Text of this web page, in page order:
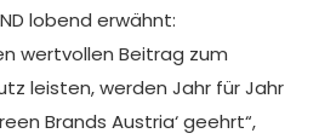
lobend erwähnt:
wertvollen Beitrag zum
leisten, werden Jahr für Jahr
Brands Austria‘ geehrt“,